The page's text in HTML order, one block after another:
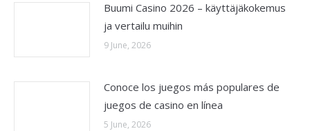
Buumi Casino 2026 – käyttäjäkokemus
ja vertailu muihin
9 June, 2026
Conoce los juegos más populares de
juegos de casino en línea
5 June, 2026